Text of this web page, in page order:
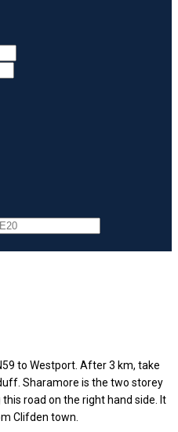
to Westport. After 3 km, take
Sharamore is the two storey
road on the right hand side. It
Clifden town.